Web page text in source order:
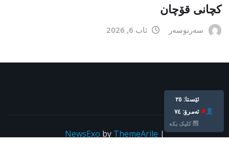
کچانی قۆچان
سەرنوسەر ئاب 6, 2026
|
NewsExo by ThemeArile
ئێستا: ٢٥
ئه‌مرۆ: ٧٤
کلیک بکە